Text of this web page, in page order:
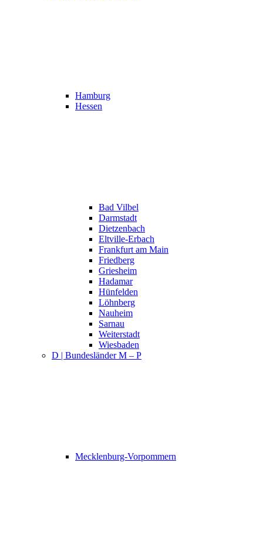
Hamburg
Hessen
Bad Vilbel
Darmstadt
Dietzenbach
Eltville-Erbach
Frankfurt am Main
Friedberg
Griesheim
Hadamar
Hünfelden
Löhnberg
Nauheim
Sarnau
Weiterstadt
Wiesbaden
D | Bundesländer M – P
Mecklenburg-Vorpommern